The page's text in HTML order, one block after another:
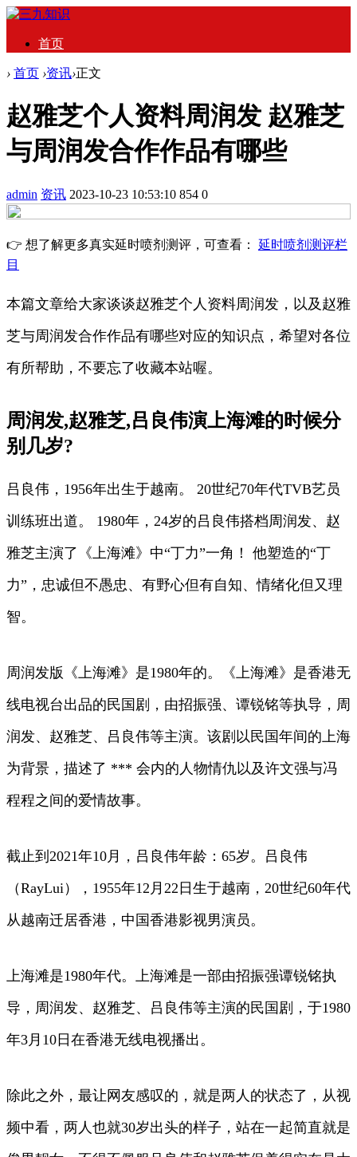
首页
› 首页 ›资讯›正文
赵雅芝个人资料周润发 赵雅芝
与周润发合作作品有哪些
admin 资讯 2023-10-23 10:53:10 854 0
👉 想了解更多真实延时喷剂测评，可查看： 延时喷剂测评栏
目
本篇文章给大家谈谈赵雅芝个人资料周润发，以及赵雅
芝与周润发合作作品有哪些对应的知识点，希望对各位
有所帮助，不要忘了收藏本站喔。
周润发,赵雅芝,吕良伟演上海滩的时候分
别几岁?
吕良伟，1956年出生于越南。 20世纪70年代TVB艺员
训练班出道。 1980年，24岁的吕良伟搭档周润发、赵
雅芝主演了《上海滩》中“丁力”一角！ 他塑造的“丁
力”，忠诚但不愚忠、有野心但有自知、情绪化但又理
智。
周润发版《上海滩》是1980年的。《上海滩》是香港无
线电视台出品的民国剧，由招振强、谭锐铭等执导，周
润发、赵雅芝、吕良伟等主演。该剧以民国年间的上海
为背景，描述了 *** 会内的人物情仇以及许文强与冯
程程之间的爱情故事。
截止到2021年10月，吕良伟年龄：65岁。吕良伟
（RayLui），1955年12月22日生于越南，20世纪60年代
从越南迁居香港，中国香港影视男演员。
上海滩是1980年代。上海滩是一部由招振强谭锐铭执
导，周润发、赵雅芝、吕良伟等主演的民国剧，于1980
年3月10日在香港无线电视播出。
除此之外，最让网友感叹的，就是两人的状态了，从视
频中看，两人也就30岁出头的样子，站在一起简直就是